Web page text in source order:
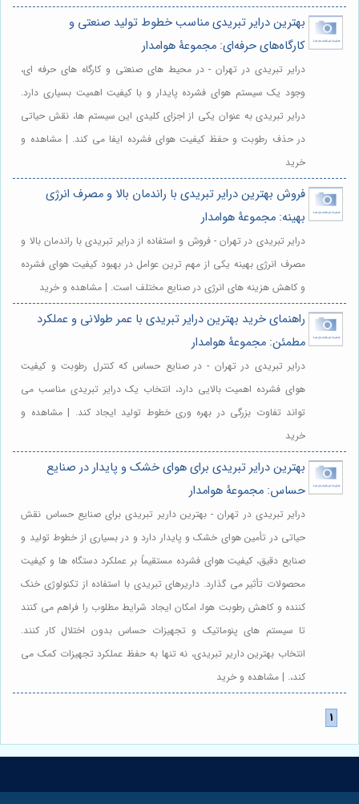
بهترین درایر تبریدی مناسب خطوط تولید صنعتی و
کارگاه‌های حرفه‌ای: مجموعۀ هوامدار
درایر تبریدی در تهران - در محیط های صنعتی و کارگاه های حرفه ای،
وجود یک سیستم هوای فشرده پایدار و با کیفیت اهمیت بسیاری دارد.
درایر تبریدی به عنوان یکی از اجزای کلیدی این سیستم ها، نقش حیاتی
در حذف رطوبت و حفظ کیفیت هوای فشرده ایفا می کند. | مشاهده و
خرید
فروش بهترین درایر تبریدی با راندمان بالا و مصرف انرژی
بهینه: مجموعۀ هوامدار
درایر تبریدی در تهران - فروش و استفاده از درایر تبریدی با راندمان بالا و
مصرف انرژی بهینه یکی از مهم ترین عوامل در بهبود کیفیت هوای فشرده
و کاهش هزینه های انرژی در صنایع مختلف است. | مشاهده و خرید
راهنمای خرید بهترین درایر تبریدی با عمر طولانی و عملکرد
مطمئن: مجموعۀ هوامدار
درایر تبریدی در تهران - در صنایع حساس که کنترل رطوبت و کیفیت
هوای فشرده اهمیت بالایی دارد، انتخاب یک درایر تبریدی مناسب می
تواند تفاوت بزرگی در بهره وری خطوط تولید ایجاد کند. | مشاهده و
خرید
بهترین درایر تبریدی برای هوای خشک و پایدار در صنایع
حساس: مجموعۀ هوامدار
درایر تبریدی در تهران - بهترین داریر تبریدی برای صنایع حساس نقش
حیاتی در تأمین هوای خشک و پایدار دارد و در بسیاری از خطوط تولید و
صنایع دقیق، کیفیت هوای فشرده مستقیماً بر عملکرد دستگاه ها و کیفیت
محصولات تأثیر می گذارد. داریرهای تبریدی با استفاده از تکنولوژی خنک
کننده و کاهش رطوبت هوا، امکان ایجاد شرایط مطلوب را فراهم می کنند
تا سیستم های پنوماتیک و تجهیزات حساس بدون اختلال کار کنند.
انتخاب بهترین داریر تبریدی، نه تنها به حفظ عملکرد تجهیزات کمک می
کند،. | مشاهده و خرید